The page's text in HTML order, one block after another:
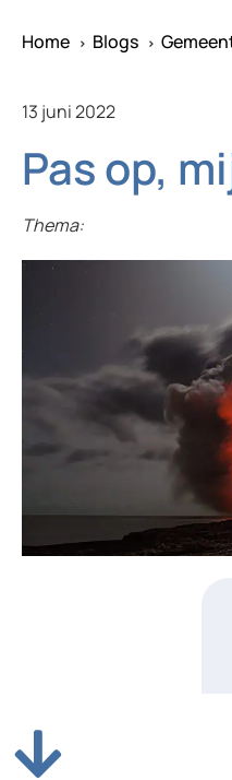
Home ^ Blogs ^
13 juni 2022
Pas op,
Thema: